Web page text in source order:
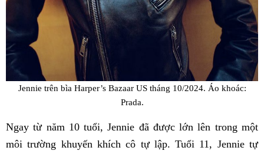
Jennie trên bìa Harper’s Bazaar US tháng 10/2024. Áo khoác:
Prada.
Ngay từ năm 10 tuổi, Jennie đã được lớn lên trong một
môi trường khuyến khích cô tự lập. Tuổi 11, Jennie tự